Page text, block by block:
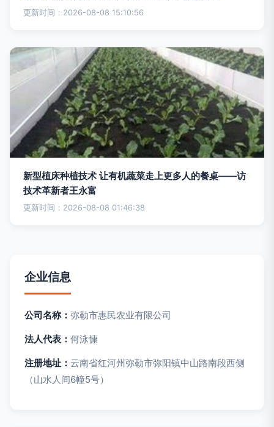
更新时间：2026-08-08 15:10:56
新型植床种植技术 让有机蔬菜走上更多人的餐桌——访
技术革新者王永富
更新时间：2026-08-08 01:46:38
企业信息
公司名称： 弥勒市惠民农业有限公司
法人代表： 何泳慷
注册地址： 云南省红河州弥勒市弥阳镇中山路南段西侧
（山水人间6幢5号）